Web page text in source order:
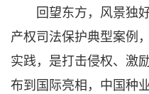
回望东方，风景独好
产权司法保护典型案例
实践，是打击侵权、激
布到国际亮相，中国种